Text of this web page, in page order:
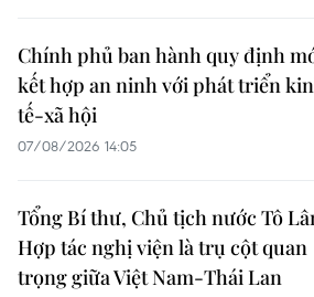
Chính phủ ban hành quy định
kết hợp an ninh với phát triển
tế-xã hội
07/08/2026 14:05
Tổng Bí thư, Chủ tịch nước Tô
Hợp tác nghị viện là trụ cột quan
trọng giữa Việt Nam-Thái Lan